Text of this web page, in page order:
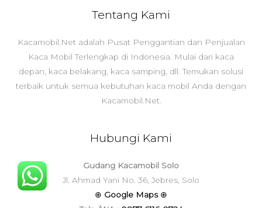
Tentang Kami
Kacamobil.Net adalah Pusat Penggantian dan Penjualan
Kaca Mobil Terlengkap di Indonesia. Mulai dari kaca
depan, kaca belakang, kaca samping, dll. Temukan solusi
terbaik untuk semua kebutuhan kaca mobil Anda dengan
Kacamobil.Net.
Hubungi Kami
Gudang Kacamobil Solo
Jl. Ahmad Yani No. 36, Jebres, Solo
⊕ Google Maps ⊕